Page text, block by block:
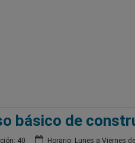
básico de
40 Horario: Lunes a Viernes